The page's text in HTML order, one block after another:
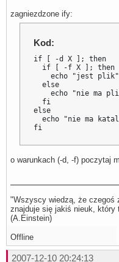
zagniezdzone ify:
Kod:
if [ -d X ]; then
  if [ -f X ]; then
    echo "jest plik"
  else
echo "nie ma
  fi
else
echo "nie ma
fi
o warunkach (-d, -f) poczytaj
"Wszyscy wiedzą, że czegoś
znajduje się jakiś nieuk, który
(A.Einstein)
Offline
2007-12-10 20:24:13